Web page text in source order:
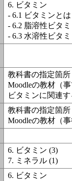
6. ビタミン
- 6.1 ビタミンとは
- 6.2 脂溶性ビタ
- 6.3 水溶性ビタ
教科書の指定箇
Moodleの教材（
ビタミンに関連
教科書の指定箇
Moodleの教材（
6. ビタミン (3)
7. ミネラル (1)
6. ビタミン